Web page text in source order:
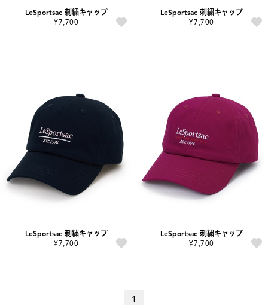
LeSportsac 刺繍キャップ
¥7,700
LeSportsac 刺繍キャップ
¥7,700
LeSportsac 刺繍キャップ
¥7,700
LeSportsac 刺繍キャップ
¥7,700
1